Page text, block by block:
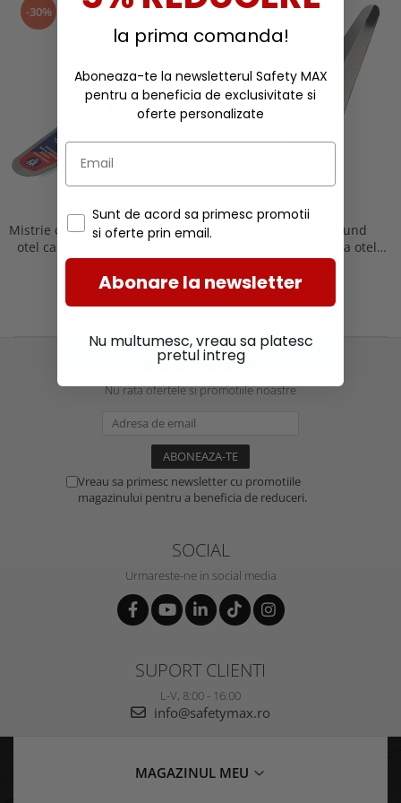
Buzunare externe
Echipamente specializate
Echipamente veterinari
Echipamente mulgatori
Echipamente trimeri ongloane
Masti protectie
Manusi protectie
Casti si antifoane protectie
Menghine si prese
-30%
Mistrie cu varf rotund cu lama
otel carbon 180 mm, maner
lemn, Spear & Jackson
24,48 RON
-30%
Mistrie cu varf rotund
profesionala cu lama otel
carbon 180 mm, maner lemn,
Spear & Jackson Tyzack
153,97 RON
107,78 RON
NEWSLETTER
Nu rata ofertele si promotiile noastre
Vreau sa primesc newsletter cu promotiile
magazinului pentru a beneficia de reduceri.
SOCIAL
Urmareste-ne in social media
SUPORT CLIENTI
L-V, 8:00 - 16:00
info@safetymax.ro
MAGAZINUL MEU
la prima comanda!
Aboneaza-te la newsletterul Safety MAX
pentru a beneficia de exclusivitate si
oferte personalizate
Sunt de acord sa primesc promotii
si oferte prin email.
Abonare la newsletter
Nu multumesc, vreau sa platesc
pretul intreg